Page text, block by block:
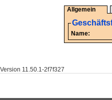
Allgemein
Name:
11.50.1-2f7f327